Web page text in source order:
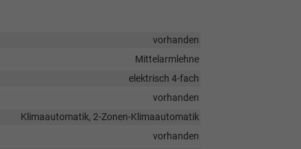
vorhanden
Mittelarmlehne
elektrisch 4-fach
vorhanden
Klimaautomatik, 2-Zonen-Klimaautomatik
vorhanden